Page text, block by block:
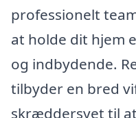
professionelt
at holde dit hjem
og indbydende.
tilbyder en bred
skræddersyet til